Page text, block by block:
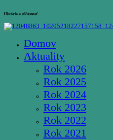
História a súčasnosť
Domov
Aktuality
Rok 2026
Rok 2025
Rok 2024
Rok 2023
Rok 2022
Rok 2021